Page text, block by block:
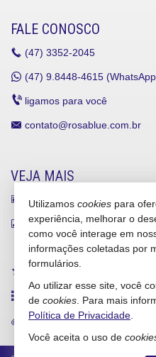
FALE CONOSCO
(47) 3352-2045
(47) 9.8448-4615
ligamos para você
contato@rosablue.com.br
VEJA MAIS
receba nosso newsletter
indicadores financeiros
cadastre seu imóvel
mapa de imóveis
trabalhe conosco
Utilizamos cookies para
experiência, melhorar o
como você interage em
informações coletadas por
formulários.
Ao utilizar esse site, você
de cookies . Para mais
Política de Privacidade
Você aceita o uso de